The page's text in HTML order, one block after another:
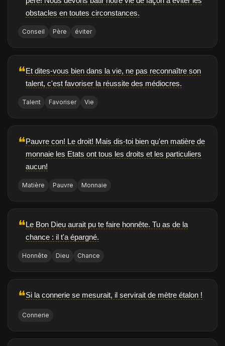
obstacles en toutes circonstances.
Conseil Père éviter
❝Et dites-vous bien dans la vie, ne pas reconnaître son
talent, c'est favoriser la réussite des médiocres.
Talent Favoriser Vie
❝Pauvre con! Le droit! Mais dis-toi bien qu'en matière de
monnaie les Etats ont tous les droits et les particuliers
aucun!
Matière Pauvre Monnaie
❝Le Bon Dieu aurait pu te faire honnête. Tu as de la
chance : il t'a épargné.
Honnête Dieu Chance
❝Si la connerie se mesurait, il servirait de mètre étalon !
Connerie